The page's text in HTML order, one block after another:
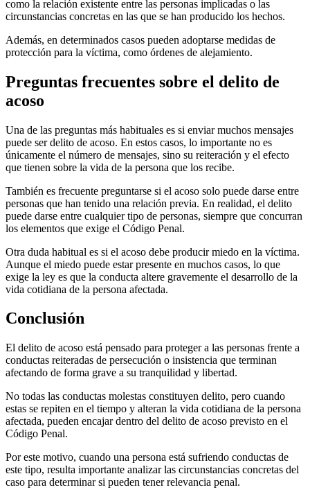
como la relación existente entre las personas implicadas o las
circunstancias concretas en las que se han producido los hechos.
Además, en determinados casos pueden adoptarse medidas de
protección para la víctima, como órdenes de alejamiento.
Preguntas frecuentes sobre el delito de
acoso
Una de las preguntas más habituales es si enviar muchos mensajes
puede ser delito de acoso. En estos casos, lo importante no es
únicamente el número de mensajes, sino su reiteración y el efecto
que tienen sobre la vida de la persona que los recibe.
También es frecuente preguntarse si el acoso solo puede darse entre
personas que han tenido una relación previa. En realidad, el delito
puede darse entre cualquier tipo de personas, siempre que concurran
los elementos que exige el Código Penal.
Otra duda habitual es si el acoso debe producir miedo en la víctima.
Aunque el miedo puede estar presente en muchos casos, lo que
exige la ley es que la conducta altere gravemente el desarrollo de la
vida cotidiana de la persona afectada.
Conclusión
El delito de acoso está pensado para proteger a las personas frente a
conductas reiteradas de persecución o insistencia que terminan
afectando de forma grave a su tranquilidad y libertad.
No todas las conductas molestas constituyen delito, pero cuando
estas se repiten en el tiempo y alteran la vida cotidiana de la persona
afectada, pueden encajar dentro del delito de acoso previsto en el
Código Penal.
Por este motivo, cuando una persona está sufriendo conductas de
este tipo, resulta importante analizar las circunstancias concretas del
caso para determinar si pueden tener relevancia penal.